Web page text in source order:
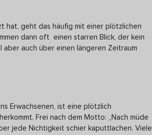
hat, geht das häufig mit einer plötzlichen
dann oft einen starren Blick, der kein
aber auch über einen längeren Zeitraum
Erwachsenen, ist eine plötzlich
Frei nach dem Motto: „Nach müde
jede Nichtigkeit schier kaputtlachen. Viele